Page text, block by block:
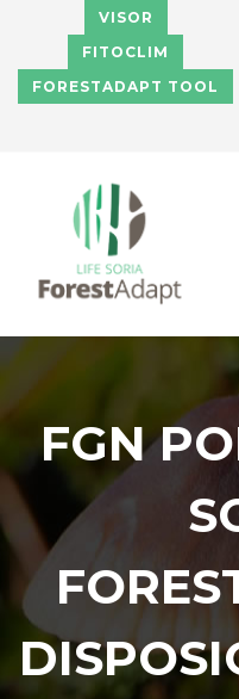
Pasar al contenido principal
VISOR
FITOCLIM
FORESTADAPT TOOL
FGN